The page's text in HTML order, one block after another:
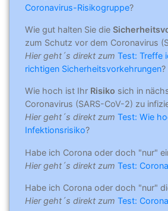
Coronavirus-Risikogruppe?
Wie gut halten Sie die
zum Schutz vor dem Coronavirus
Hier geht´s direkt zum Test: Treffe
richtigen Sicherheitsvorkehrungen?
Wie hoch ist Ihr Risiko sich in
Coronavirus (SARS-CoV-2) zu
Hier geht´s direkt zum Test: Wie
Infektionsrisiko?
Habe ich Corona oder doch "nur"
Hier geht´s direkt zum Test:
Habe ich Corona oder doch "nur"
Hier geht´s direkt zum Test: